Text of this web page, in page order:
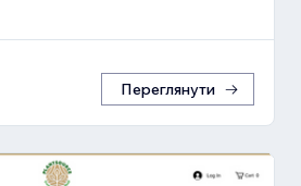
Переглянути